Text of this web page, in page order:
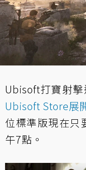
Ubisoft打寶射擊
Ubisoft Store展
位標準版現在只
午7點。